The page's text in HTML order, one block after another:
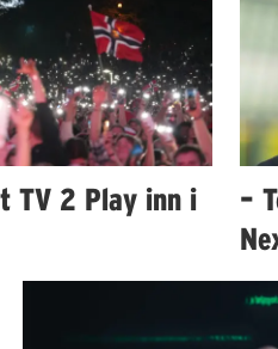
TV 2 Play inn i
–